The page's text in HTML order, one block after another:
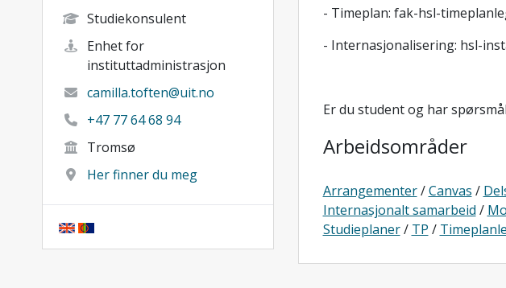
Studiekonsulent
Enhet for
instituttadministrasjon
camilla.toften@uit.no
+47 77 64 68 94
Tromsø
Her finner du meg
- Timeplan: fak-hsl-
- Internasjonalisering: hsl-
Er du student og har
Arbeidsområder
Arrangementer/Canvas /
Internasjonalt samarbeid /
Studieplaner/ TP /